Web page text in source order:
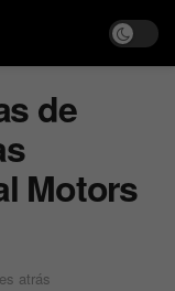
de
Motors
atrás